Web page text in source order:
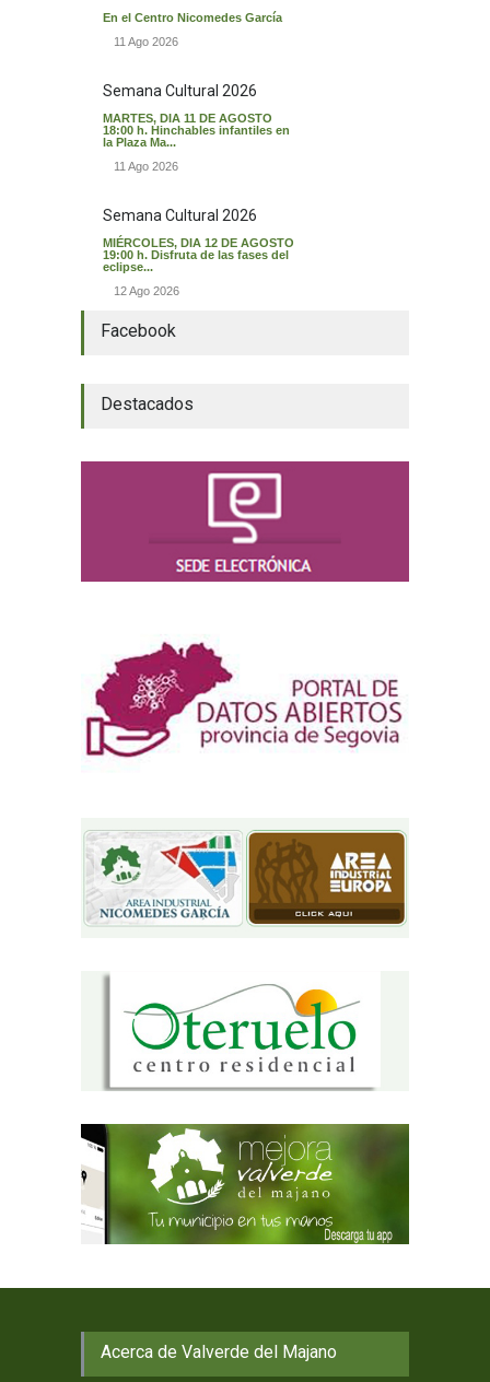
En el Centro Nicomedes García
11 Ago 2026
Semana Cultural 2026
MARTES, DIA 11 DE AGOSTO
18:00 h. Hinchables infantiles en
la Plaza Ma...
11 Ago 2026
Semana Cultural 2026
MIÉRCOLES, DIA 12 DE AGOSTO
19:00 h. Disfruta de las fases del
eclipse...
12 Ago 2026
Facebook
Destacados
Acerca de Valverde del Majano